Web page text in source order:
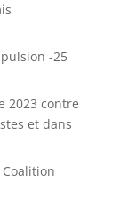
-25
2023 contre
et dans